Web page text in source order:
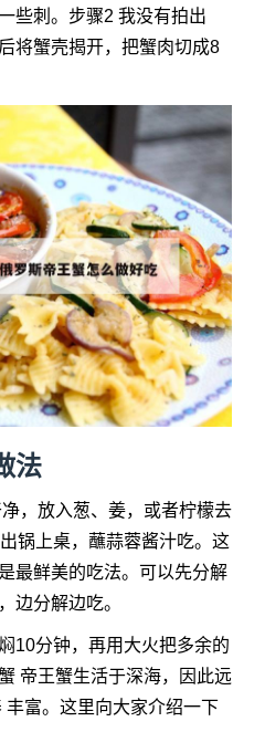
些刺。步骤2 我没有拍出
将蟹壳揭开，把蟹肉切成8
法
，放入葱、姜，或者柠檬去
锅上桌，蘸蒜蓉酱汁吃。这
最鲜美的吃法。可以先分解
边分解边吃。
10分钟，再用大火把多余的
帝王蟹生活于深海，因此远
富。这里向大家介绍一下